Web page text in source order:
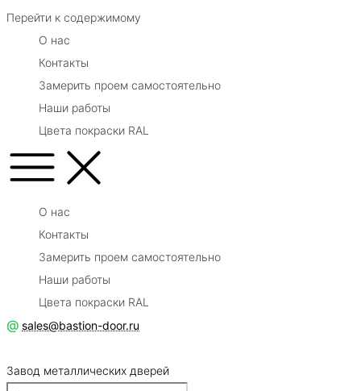
Перейти к содержимому
О нас
Контакты
Замерить проем самостоятельно
Наши работы
Цвета покраски RAL
О нас
Контакты
Замерить проем самостоятельно
Наши работы
Цвета покраски RAL
@ sales@bastion-door.ru
Завод металлических дверей